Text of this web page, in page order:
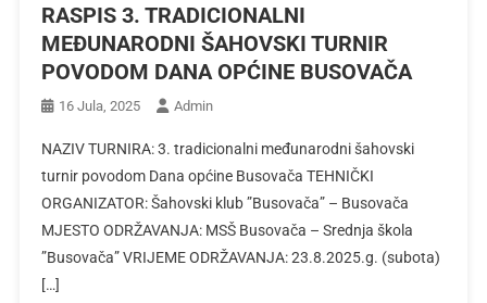
RASPIS 3. TRADICIONALNI
MEĐUNARODNI ŠAHOVSKI TURNIR
POVODOM DANA OPĆINE BUSOVAČA
16 Jula, 2025 Admin
NAZIV TURNIRA: 3. tradicionalni međunarodni šahovski
turnir povodom Dana općine Busovača TEHNIČKI
ORGANIZATOR: Šahovski klub ”Busovača” – Busovača
MJESTO ODRŽAVANJA: MSŠ Busovača – Srednja škola
”Busovača” VRIJEME ODRŽAVANJA: 23.8.2025.g. (subota)
[…]